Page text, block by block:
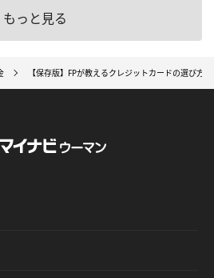
もっと見る
【保存版】FPが教えるクレジットカードの選び方